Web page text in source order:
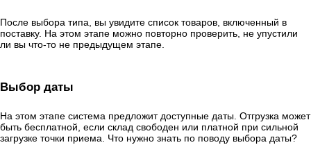
После выбора типа, вы увидите список товаров, включенный в
поставку. На этом этапе можно повторно проверить, не упустили
ли вы что-то не предыдущем этапе.
Выбор даты
На этом этапе система предложит доступные даты. Отгрузка может
быть бесплатной, если склад свободен или платной при сильной
загрузке точки приема. Что нужно знать по поводу выбора даты?